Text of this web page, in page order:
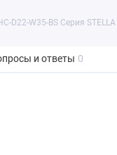
D22-W35-BS Серия STELLA
и ответы 0